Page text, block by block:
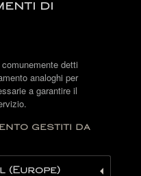
di
detti
analoghi per
a garantire il
gestiti da
(Europe)